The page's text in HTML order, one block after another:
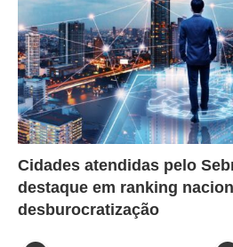
Cidades atendidas pelo
destaque em ranking
desburocratização